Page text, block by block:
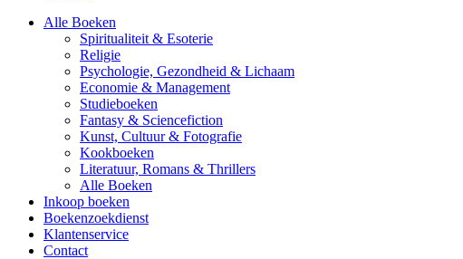
Alle Boeken
Spiritualiteit & Esoterie
Religie
Psychologie, Gezondheid & Lichaam
Economie & Management
Studieboeken
Fantasy & Sciencefiction
Kunst, Cultuur & Fotografie
Kookboeken
Literatuur, Romans & Thrillers
Alle Boeken
Inkoop boeken
Boekenzoekdienst
Klantenservice
Contact